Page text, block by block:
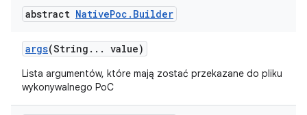
abstract NativePoc . Builder
args(String . . . value)
Lista argumentów, które mają zostać przekazane do pliku
wykonywalnego PoC